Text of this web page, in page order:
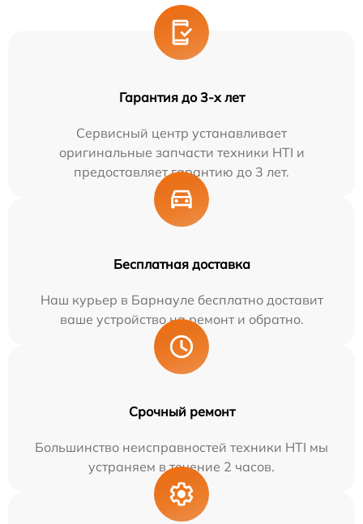
Гарантия до 3-х лет
Сервисный центр устанавливает
оригинальные запчасти техники HTI и
предоставляет гарантию до 3 лет.
Бесплатная доставка
Наш курьер в Барнауле бесплатно доставит
ваше устройство на ремонт и обратно.
Срочный ремонт
Большинство неисправностей техники HTI мы
устраняем в течение 2 часов.